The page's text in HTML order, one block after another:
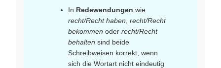
In Redewendungen wie
recht/Recht haben recht/Recht
bekommen oder recht/Recht
behalten sind beide
Schreibweisen korrekt, wenn
sich die Wortart nicht eindeutig